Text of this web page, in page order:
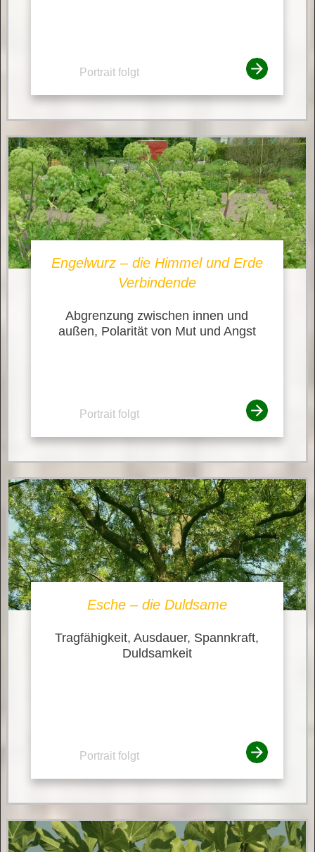
Portrait folgt
Engelwurz – die Himmel und Erde
Verbindende
Abgrenzung zwischen innen und
außen, Polarität von Mut und Angst
Portrait folgt
Esche – die Duldsame
Tragfähigkeit, Ausdauer, Spannkraft,
Duldsamkeit
Portrait folgt